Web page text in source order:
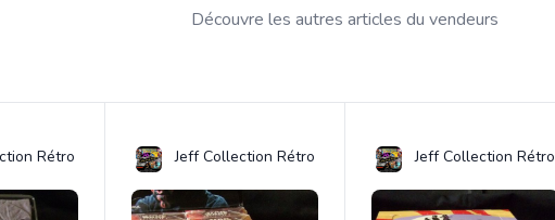
Découvre les autres articles du vendeurs
Rétro Jeff Collection Rétro Jeff Collection Rétro